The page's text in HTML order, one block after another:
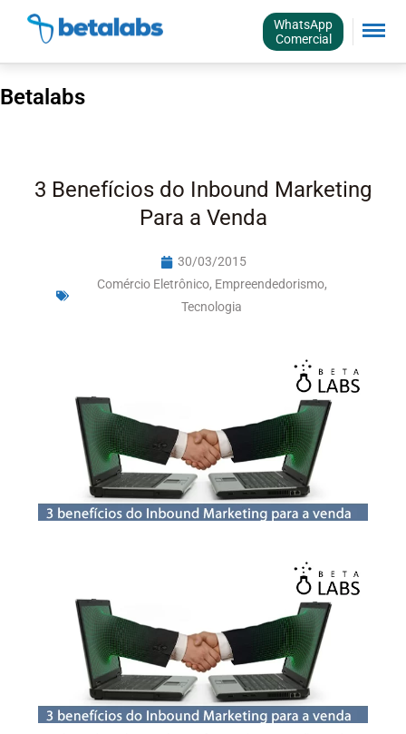
WhatsApp
Comercial
Betalabs
3 Benefícios do Inbound Marketing
Para a Venda
30/03/2015
Comércio Eletrônico, Empreendedorismo,
Tecnologia